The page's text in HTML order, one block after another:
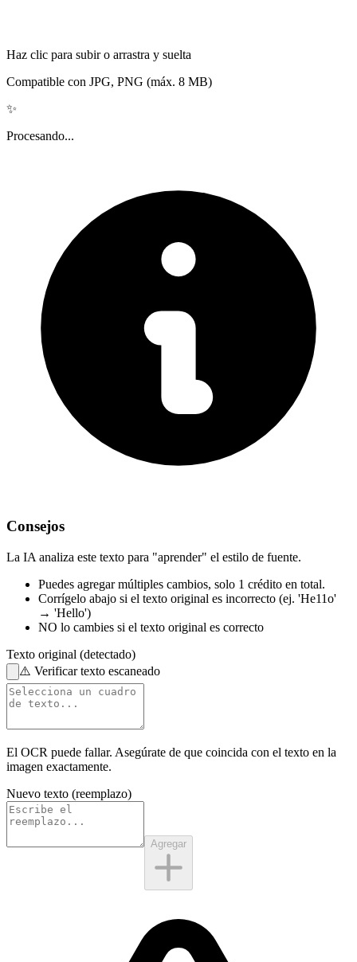
Haz clic para subir o arrastra y suelta
Compatible con JPG, PNG (máx. 8 MB)
✨
Procesando...
Consejos
La IA analiza este texto para "aprender" el estilo de fuente.
Puedes agregar múltiples cambios, solo 1 crédito en total.
Corrígelo abajo si el texto original es incorrecto (ej. 'He11o'
→ 'Hello')
NO lo cambies si el texto original es correcto
Texto original (detectado)
⚠️ Verificar texto escaneado
El OCR puede fallar. Asegúrate de que coincida con el texto en la
imagen exactamente.
Nuevo texto (reemplazo)
Agregar